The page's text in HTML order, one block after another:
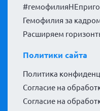
Гемофилия за
Расширяем
Политики сайта
Политика
Согласие на
Согласие на